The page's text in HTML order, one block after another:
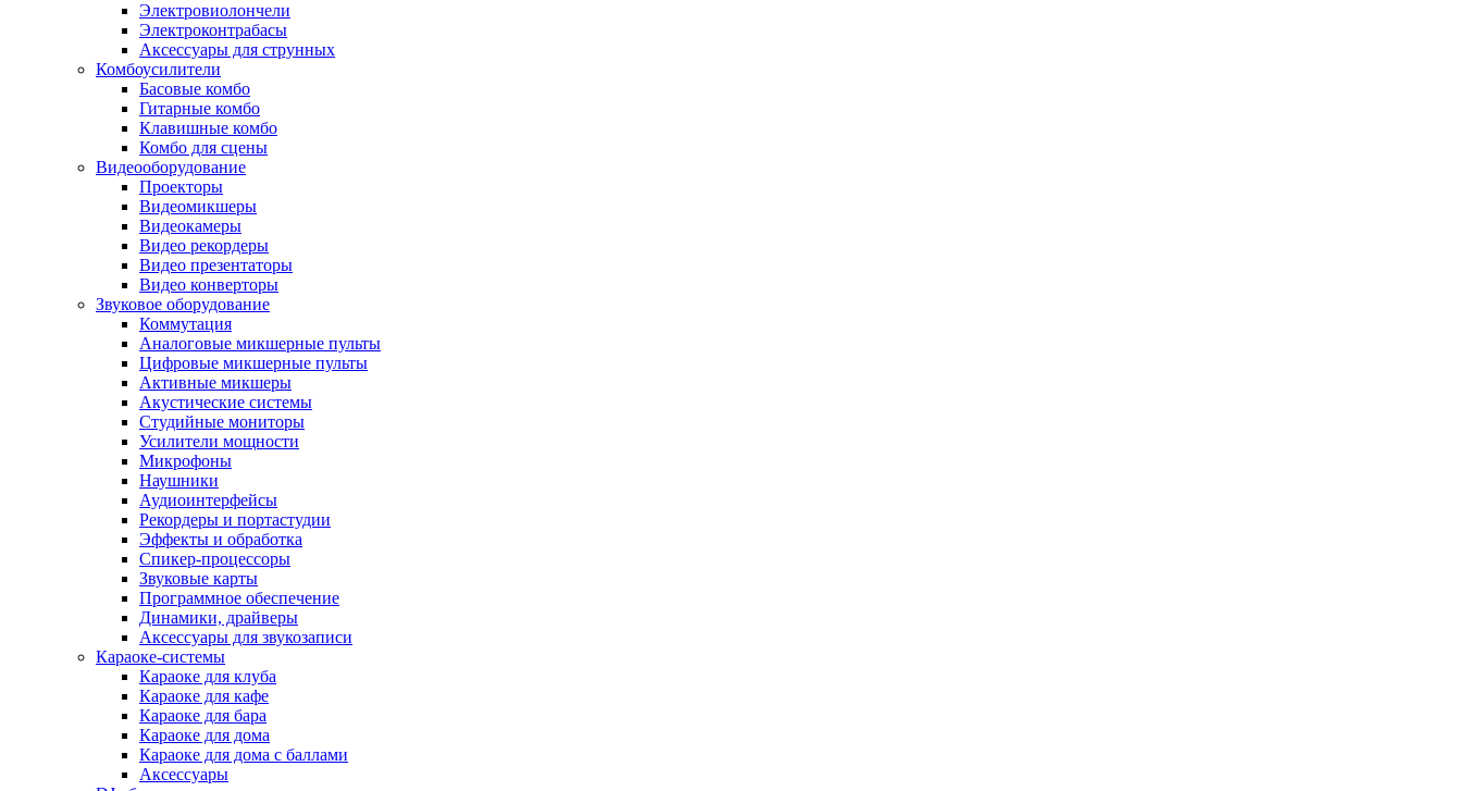
Электровиолончели
Электроконтрабасы
Аксессуары для струнных
Комбоусилители
Басовые комбо
Гитарные комбо
Клавишные комбо
Комбо для сцены
Видеооборудование
Проекторы
Видеомикшеры
Видеокамеры
Видео рекордеры
Видео презентаторы
Видео конверторы
Звуковое оборудование
Коммутация
Аналоговые микшерные пульты
Цифровые микшерные пульты
Активные микшеры
Акустические системы
Студийные мониторы
Усилители мощности
Микрофоны
Наушники
Аудиоинтерфейсы
Рекордеры и портастудии
Эффекты и обработка
Спикер-процессоры
Звуковые карты
Программное обеспечение
Динамики, драйверы
Аксессуары для звукозаписи
Караоке-системы
Караоке для клуба
Караоке для кафе
Караоке для бара
Караоке для дома
Караоке для дома с баллами
Аксессуары